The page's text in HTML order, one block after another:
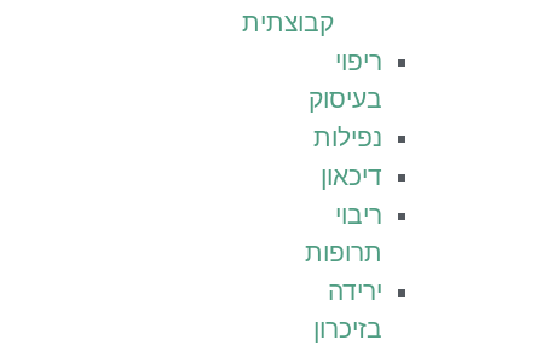
קבוצתית
ריפוי
בעיסוק
נפילות
דיכאון
ריבוי
תרופות
ירידה
בזיכרון